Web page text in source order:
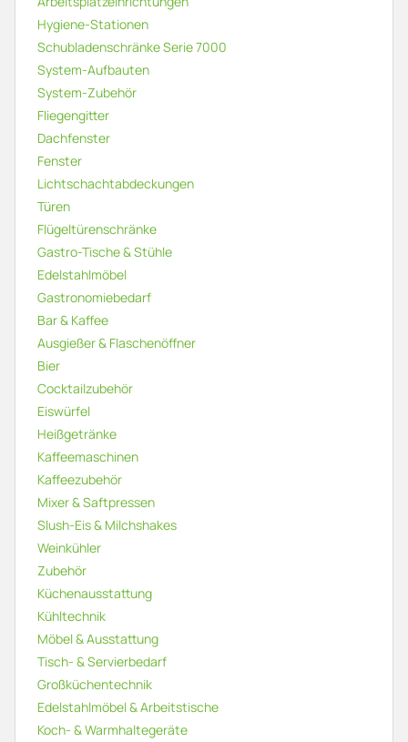
Hygiene-Stationen
Schubladenschränke Serie 7000
System-Aufbauten
System-Zubehör
Fliegengitter
Dachfenster
Fenster
Lichtschachtabdeckungen
Türen
Flügeltürenschränke
Gastro-Tische & Stühle
Edelstahlmöbel
Gastronomiebedarf
Bar & Kaffee
Ausgießer & Flaschenöffner
Bier
Cocktailzubehör
Eiswürfel
Heißgetränke
Kaffeemaschinen
Kaffeezubehör
Mixer & Saftpressen
Slush-Eis & Milchshakes
Weinkühler
Zubehör
Küchenausstattung
Kühltechnik
Möbel & Ausstattung
Tisch- & Servierbedarf
Großküchentechnik
Edelstahlmöbel & Arbeitstische
Koch- & Warmhaltegeräte